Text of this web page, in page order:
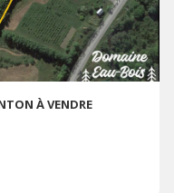
À VENDRE